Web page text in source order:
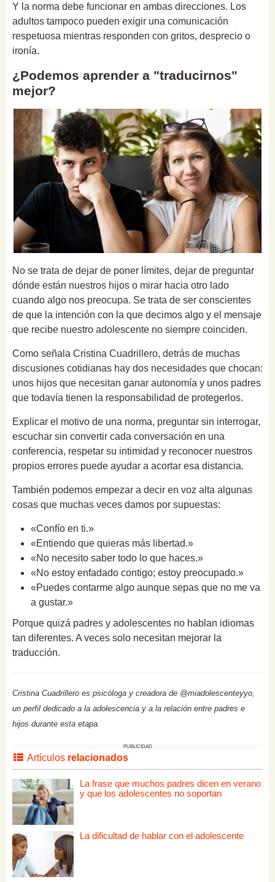
Y la norma debe funcionar en ambas direcciones. Los
adultos tampoco pueden exigir una comunicación
respetuosa mientras responden con gritos, desprecio o
ironía.
¿Podemos aprender a "traducirnos"
mejor?
No se trata de dejar de poner límites, dejar de preguntar
dónde están nuestros hijos o mirar hacia otro lado
cuando algo nos preocupa. Se trata de ser conscientes
de que la intención con la que decimos algo y el mensaje
que recibe nuestro adolescente no siempre coinciden.
Como señala Cristina Cuadrillero, detrás de muchas
discusiones cotidianas hay dos necesidades que chocan:
unos hijos que necesitan ganar autonomía y unos padres
que todavía tienen la responsabilidad de protegerlos.
Explicar el motivo de una norma, preguntar sin interrogar,
escuchar sin convertir cada conversación en una
conferencia, respetar su intimidad y reconocer nuestros
propios errores puede ayudar a acortar esa distancia.
También podemos empezar a decir en voz alta algunas
cosas que muchas veces damos por supuestas:
«Confío en ti.»
«Entiendo que quieras más libertad.»
«No necesito saber todo lo que haces.»
«No estoy enfadado contigo; estoy preocupado.»
«Puedes contarme algo aunque sepas que no me va
a gustar.»
Porque quizá padres y adolescentes no hablan idiomas
tan diferentes. A veces solo necesitan mejorar la
traducción.
Cristina Cuadrillero es psicóloga y creadora de @miadolescenteyyo,
un perfil dedicado a la adolescencia y a la relación entre padres e
hijos durante esta etapa.
PUBLICIDAD
Artículos relacionados
La frase que muchos padres dicen en verano
y que los adolescentes no soportan
La dificultad de hablar con el adolescente